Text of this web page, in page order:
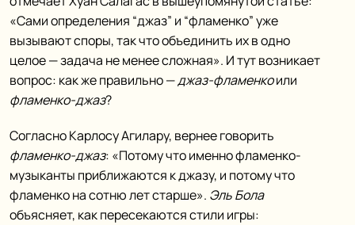
«Сами определения “джаз” и “фламенко” уже
вызывают споры, так что объединить их в одно
целое — задача не менее сложная». И тут возникает
вопрос: как же правильно —джаз-фламенкоили
фламенко-джаз?
Согласно Карлосу Агилару, вернее говорить
фламенко-джаз: «Потому что именно фламенко-
музыканты приближаются к джазу, и потому что
фламенко на сотню лет старше». Эль Бола
объясняет, как пересекаются стили игры: